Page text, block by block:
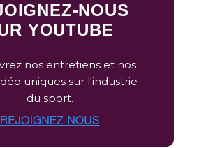
NOUS
YOUTUBE
nos entretiens et nos
uniques sur l'industrie
du sport.